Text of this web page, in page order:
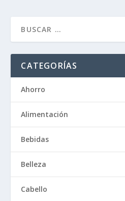
CATEGORÍAS
Ahorro
Alimentación
Bebidas
Belleza
Cabello